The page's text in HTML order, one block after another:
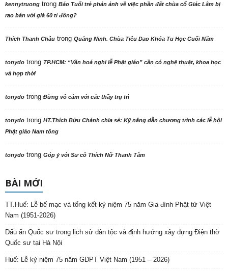
kennytruong trong Báo Tuổi trẻ phản ảnh về việc phần đất chùa cổ Giác Lâm bị
rao bán với giá 60 tỉ đồng?
Thích Thanh Châu trong Quảng Ninh. Chùa Tiêu Dao Khóa Tu Học Cuối Năm
tonydo trong TP.HCM: “Văn hoá nghi lễ Phật giáo” cần có nghệ thuật, khoa học
và hợp thời
tonydo trong Đừng vô cảm với các thầy trụ trì
tonydo trong HT.Thích Bửu Chánh chia sẻ: Kỹ năng dẫn chương trình các lễ hội
Phật giáo Nam tông
tonydo trong Góp ý với Sư cô Thích Nữ Thanh Tâm
BÀI MỚI
TT.Huế: Lễ bế mạc và tổng kết kỷ niệm 75 năm Gia đình Phật tử Việt
Nam (1951-2026)
Dấu ấn Quốc sư trong lịch sử dân tộc và định hướng xây dựng Điện thờ
Quốc sư tại Hà Nội
Huế: Lễ kỷ niệm 75 năm GĐPT Việt Nam (1951 – 2026)